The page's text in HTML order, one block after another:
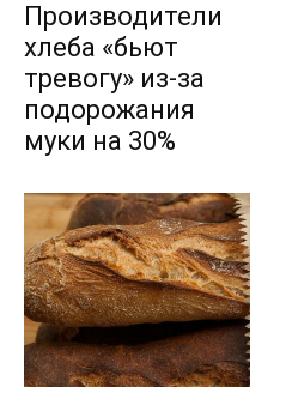
Производители
хлеба «бьют
тревогу» из-за
подорожания
муки на 30%